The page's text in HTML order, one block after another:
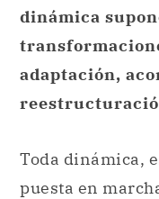
dinámica
adaptación,
Toda dinámica,
puesta en